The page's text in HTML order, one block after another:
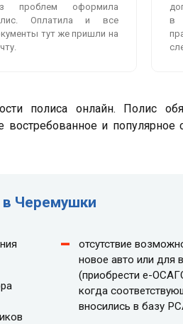
проблем оформила
Оплатила и все
тут же пришли на
в
полиса онлайн. Полис
востребованное и популярное
Черемушки
отсутствие
новое авто или для
(приобрести e-
когда
вносились в базу